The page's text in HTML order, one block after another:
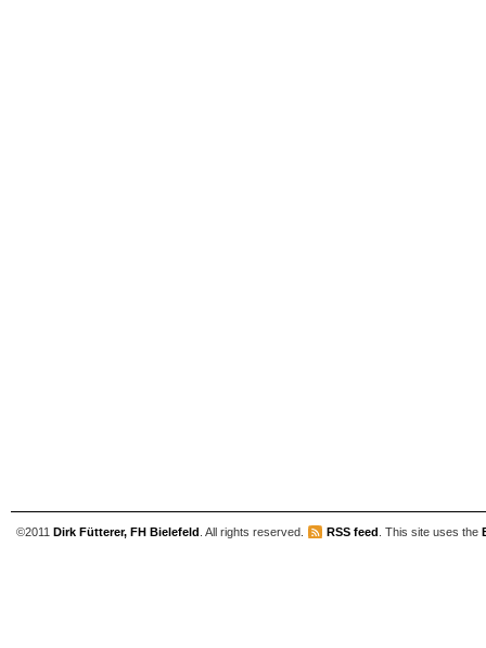
©2011 Dirk Fütterer, FH Bielefeld . All rights reserved. RSS feed . This site uses the